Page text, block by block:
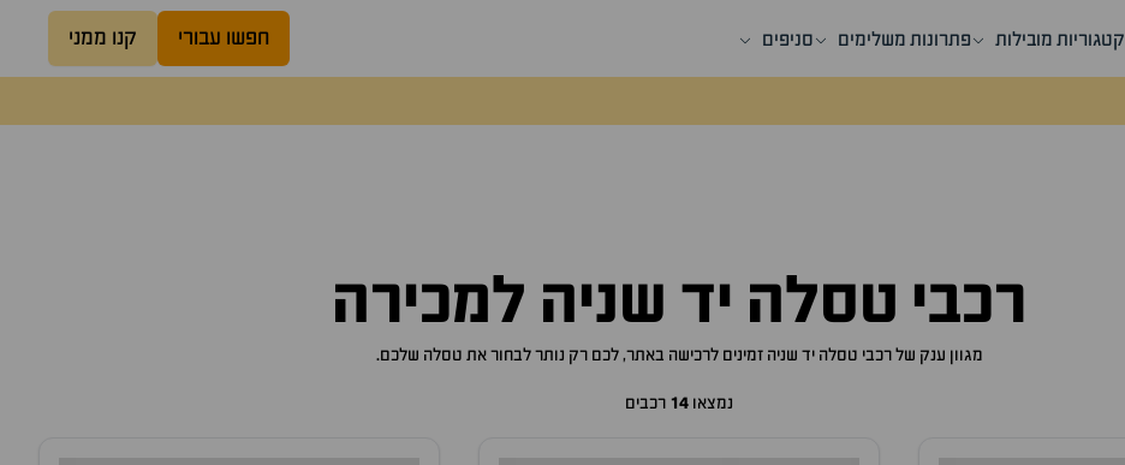
קטגוריות מובילות פתרונות משלימים סניפים חפשו עבורי קנו ממני
רכבי טסלה יד שניה למכירה
מגוון ענק של רכבי טסלה יד שניה זמינים לרכישה באתר, לכם רק נותר לבחור את טסלה שלכם.
נמצאו 14 רכבים